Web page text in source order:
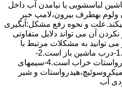
ماشین لباسشویی یا نیامدن آب داخل
بهطرف ﺑﯿﺮون،ﻻﻣﭗ ﺧﺒﺮ
و نحوه رﻓﻊ مشکل:آبگیری
آن می تواند دلایل متفاوتی
توانید به مشکلات مرتبط با
آبگیری لباسشویی مراجعه کنید.1-درب ﻣﺎﺷﯿﻦ ﺑﺎز اﺳﺖ.2-
ﻣﯿﮑﺮوﺳﻮﺋﯿﭻ ﺧﺮاب اﺳﺖ.3-ﻫﯿﺪرواﺳﺘﺎت ﺧﺮاب اﺳﺖ.4-سیمهای
و ﺷﯿﺮ